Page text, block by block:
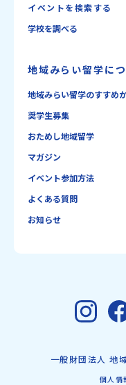
イベントを検索する
学校を調べる
地域みらい留学に
地域みらい留学のすすめ
奨学生募集
おためし地域留学
マガジン
イベント参加方法
よくある質問
お知らせ
一般財団法人 地
個人情